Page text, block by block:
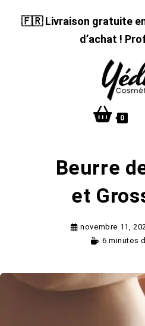
🇫🇷 Livraison gratuite
d’achat !
0
Beurre
et
novembre 11,
6 minutes